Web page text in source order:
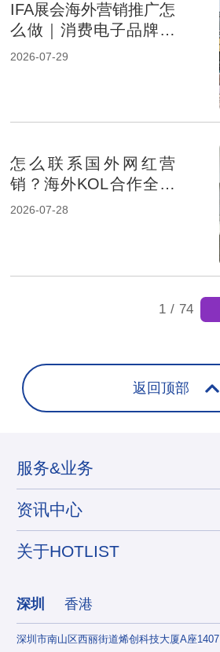
IFA展会海外营销推广怎
么做｜消费电子品牌借
助海外营销提升展会影
2026-07-29
怎么联系国外网红营
销？海外KOL合作全流
程解析
2026-07-28
1 / 74
返回顶部
服务&业务
资讯中心
关于HOTLIST
深圳 香港
深圳市南山区西丽街道烯创科技大厦A座1407